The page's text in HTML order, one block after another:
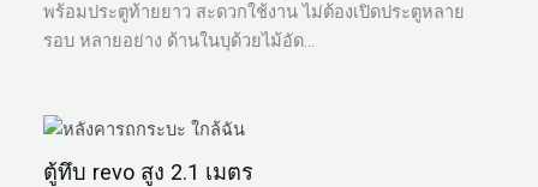
พร้อมประตูท้ายยาว สะดวกใช้งาน ไม่ต้องเปิดประตูหลาย
รอบ หลายอย่าง ด้านในบุด้วยไม้อัด…
ตู้ทึบ revo สูง 2.1 เมตร